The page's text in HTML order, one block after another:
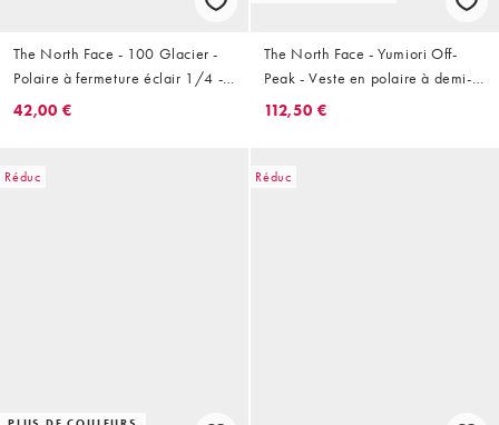
The North Face - 100 Glacier -
Polaire à fermeture éclair 1/4 -
Bleu
42,00 €
The North Face - Yumiori Off-
Peak - Veste en polaire à demi-
fermeture éclair - Vert
112,50 €
Réduc Réduc